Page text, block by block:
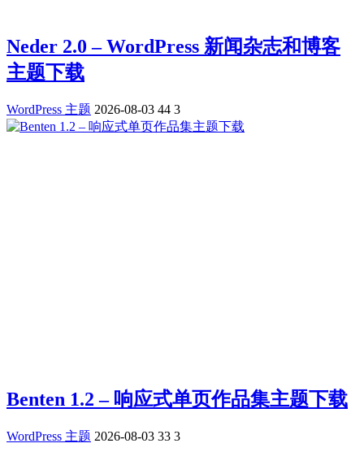
Neder 2.0 – WordPress 新闻杂志和博客
主题下载
WordPress 主题 2026-08-03 44 3
Benten 1.2 – 响应式单页作品集主题下载
WordPress 主题 2026-08-03 33 3